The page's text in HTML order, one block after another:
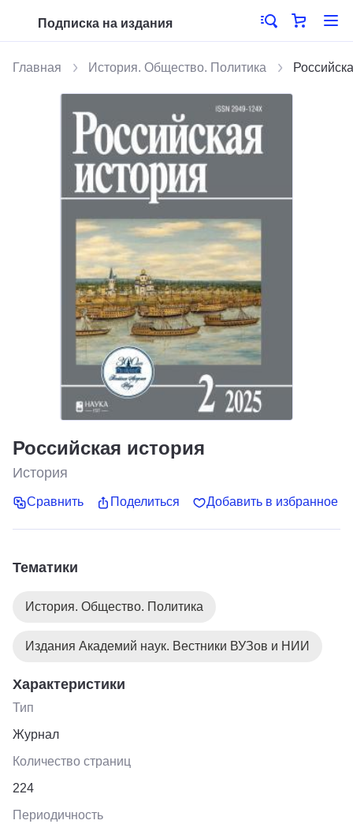
Подписка на издания
Главная История. Общество. Политика
Российская история
История
Сравнить Поделиться Добавить в избранное
Тематики
История. Общество. Политика
Издания Академий наук. Вестники ВУЗов и НИИ
Характеристики
Тип
Журнал
Количество страниц
224
Периодичность